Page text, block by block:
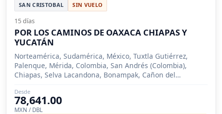
SAN CRISTOBAL SIN VUELO
15 días
POR LOS CAMINOS DE OAXACA CHIAPAS Y
YUCATÁN
Norteamérica, Sudamérica, México, Tuxtla Gutiérrez,
Palenque, Mérida, Colombia, San Andrés (Colombia),
Chiapas, Selva Lacandona, Bonampak, Cañon del
Desde
78,641.00
MXN / DBL